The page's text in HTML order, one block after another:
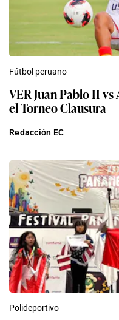
Fútbol peruano
VER Juan Pablo II
el Torneo Clausura
Redacción EC
Polideportivo